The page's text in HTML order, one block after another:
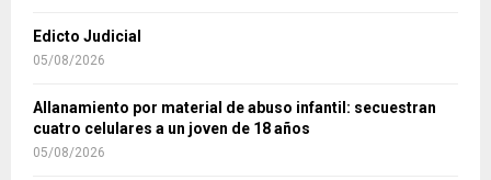
Edicto Judicial
05/08/2026
Allanamiento por material de abuso infantil: secuestran
cuatro celulares a un joven de 18 años
05/08/2026